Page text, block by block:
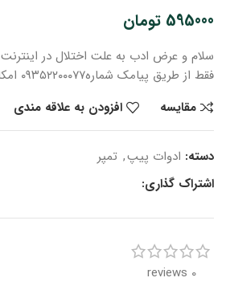
595000 تومان
سلام و عرض ادب به علت اختلال در اینترنت
فقط از طریق پیامک شماره۰۹۳۵۲۲۰۰۰۷۷ امکان پذیر است
مقایسه
افزودن به علاقه مندی
دسته: ادوات پیپ, تمپر
اشتراک گذاری:
0 reviews